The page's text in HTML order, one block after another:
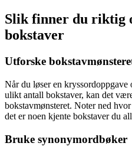
Slik finner du riktig
bokstaver
Utforske
Når du løser en kryssordoppgave
ulikt antall bokstaver, kan det
bokstavmønsteret. Noter ned
det er noen kjente bokstaver du
Bruke synonymordbøker